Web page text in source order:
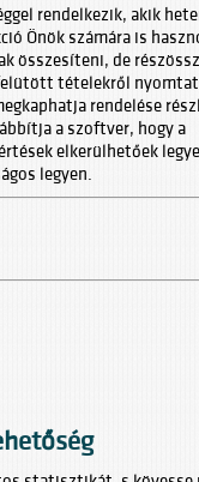
rendelkezik, akik
Önök számára is
összesíteni, de
tételekről
rendelése
a szoftver, hogy a
elkerülhetőek
legyen.